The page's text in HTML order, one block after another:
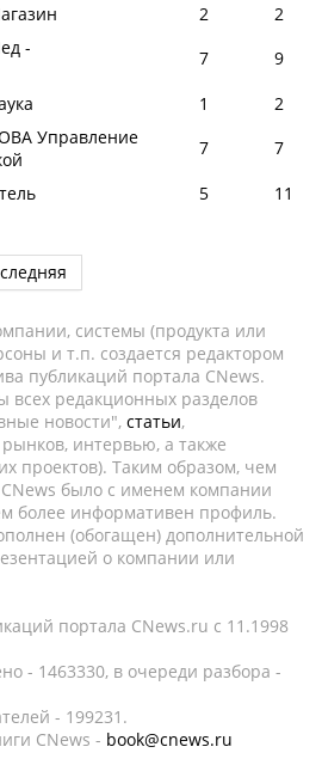
2
2
-
7
9
1
2
Управление
7
7
5 11
системы (продукта или
и т.п. создается редактором
публикаций портала CNews.
всех редакционных разделов
новости", статьи,
интервью, а также
проектов). Таким образом, чем
было с именем компании
более информативен профиль.
(обогащен) дополнительной
о компании или
портала CNews.ru c 11.1998
- 1463330, в очереди разбора -
- 199231.
CNews - book@cnews.ru